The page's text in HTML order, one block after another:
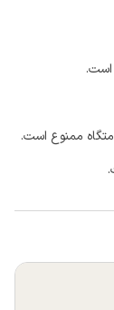
است.
ممنوع است.